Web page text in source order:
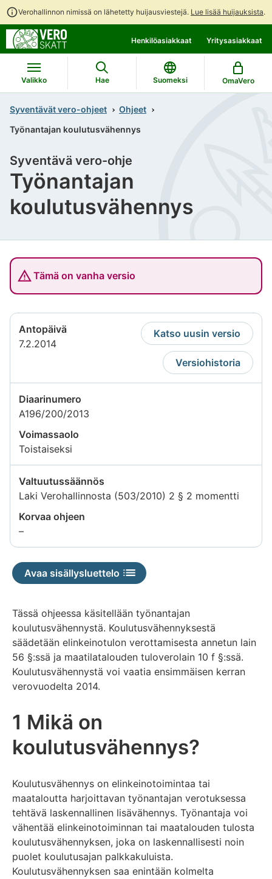
Verohallinnon nimissä on lähetetty huijausviestejä. Lue lisää huijauksista.
suoraan
sisältöön
koko
sivuston
hakuun
Henkilöasiakkaat Yritysasiakkaat
Valikko Hae Suomeksi OmaVero
Syventävät vero-ohjeet
Ohjeet
Työnantajan koulutusvähennys
Työnantajan
koulutusvähennys
Syventävä vero-ohje
Tämä on vanha versio
Antopäivä
7.2.2014
Katso uusin versio
Versiohistoria
Diaarinumero
A196/200/2013
Voimassaolo
Toistaiseksi
Valtuutussäännös
Laki Verohallinnosta (503/2010) 2 § 2 momentti
Korvaa ohjeen
–Tietoa
ei
saatavilla
Avaa sisällysluettelo
Tässä ohjeessa käsitellään työnantajan
koulutusvähennystä. Koulutusvähennyksestä
säädetään elinkeinotulon verottamisesta annetun lain
56 §:ssä ja maatilatalouden tuloverolain 10 f §:ssä.
Koulutusvähennystä voi vaatia ensimmäisen kerran
verovuodelta 2014.
1 Mikä on
koulutusvähennys?
Koulutusvähennys on elinkeinotoimintaa tai
maataloutta harjoittavan työnantajan verotuksessa
tehtävä laskennallinen lisävähennys. Työnantaja voi
vähentää elinkeinotoiminnan tai maatalouden tulosta
koulutusvähennyksen, joka on laskennallisesti noin
puolet koulutusajan palkkakuluista.
Koulutusvähennyksen saa enintään kolmelta